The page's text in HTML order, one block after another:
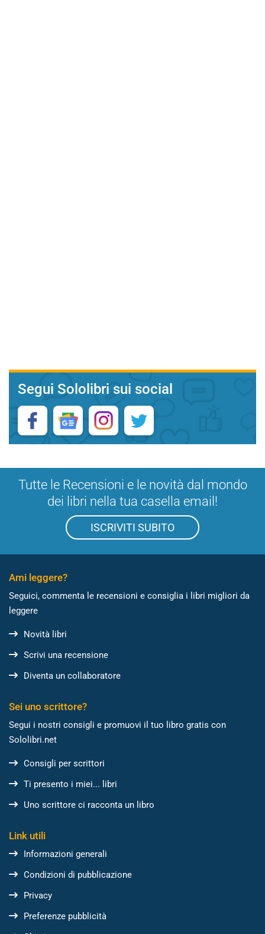
Segui Sololibri sui social
Tutte le Recensioni e le novità dal mondo
dei libri nella tua casella email!
ISCRIVITI SUBITO
Ami leggere?
Seguici, commenta le recensioni e consiglia i libri migliori da
leggere
Novità libri
Scrivi una recensione
Diventa un collaboratore
Sei uno scrittore?
Segui i nostri consigli e promuovi il tuo libro gratis con
Sololibri.net
Consigli per scrittori
Ti presento i miei... libri
Uno scrittore ci racconta un libro
Link utili
Informazioni generali
Condizioni di pubblicazione
Privacy
Preferenze pubblicità